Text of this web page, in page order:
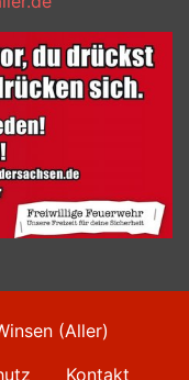
(Aller)
Kontakt